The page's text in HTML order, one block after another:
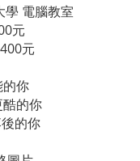
學 電腦教室
元
元
你
的你
的你